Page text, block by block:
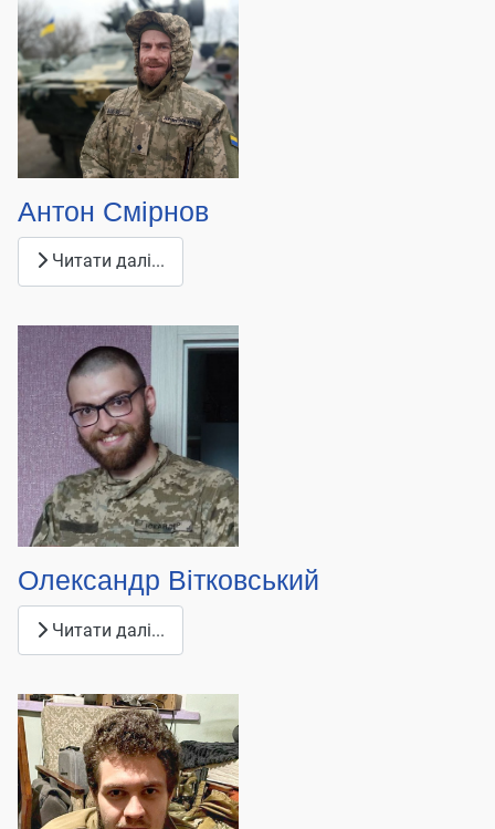
Антон Смірнов
Читати далі...
Олександр Вітковський
Читати далі...